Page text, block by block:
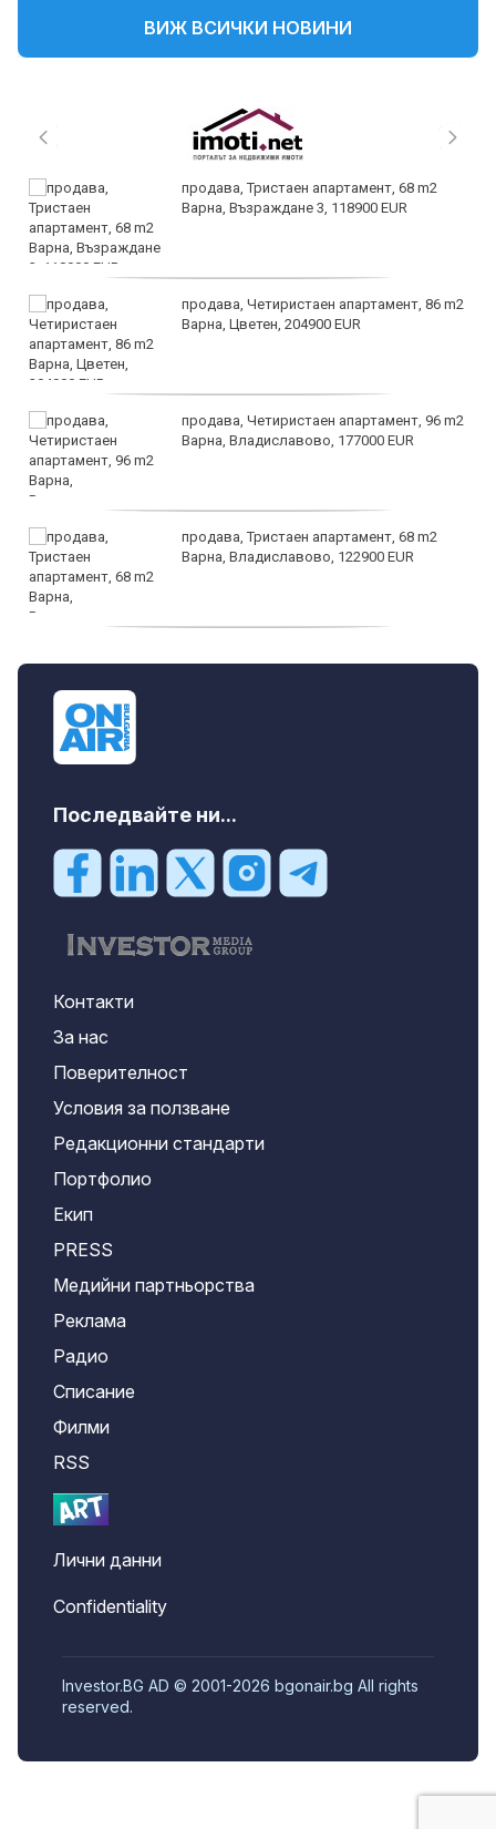
ВИЖ ВСИЧКИ НОВИНИ
продава, Тристаен апартамент, 68 m2
Варна, Възраждане 3, 118900 EUR
продава, Четиристаен апартамент, 86 m2
Варна, Цветен, 204900 EUR
продава, Четиристаен апартамент, 96 m2
Варна, Владиславово, 177000 EUR
продава, Тристаен апартамент, 68 m2
Варна, Владиславово, 122900 EUR
Последвайте ни...
Контакти
За нас
Поверителност
Условия за ползване
Редакционни стандарти
Портфолио
Екип
PRESS
Медийни партньорства
Реклама
Радио
Списание
Филми
RSS
Лични данни
Confidentiality
Investor.BG AD © 2001-2026 bgonair.bg All rights
reserved.